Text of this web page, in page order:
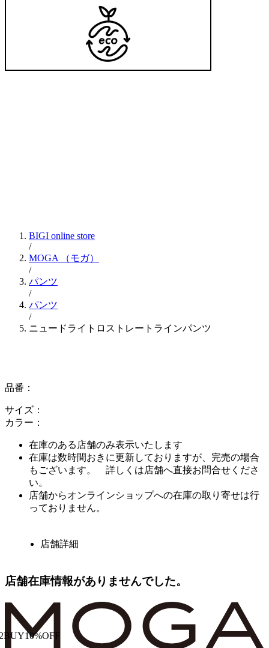
BIGI online store
/
MOGA
（モガ）
/
パンツ
/
パンツ
/
ニュードライトロストレートラインパンツ
品番：
サイズ：
カラー：
在庫のある店舗のみ表示いたします
在庫は数時間おきに更新しておりますが、完売の場合
もございます。 詳しくは店舗へ直接お問合せくださ
い。
店舗からオンラインショップへの在庫の取り寄せは行
っておりません。
店舗詳細
店舗在庫情報がありませんでした。